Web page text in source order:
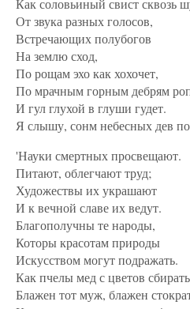
Как соловьиный свист сквозь
От звука разных голосов,
Встречающих полубогов
На землю сход,
По рощам эхо как хохочет,
По мрачным горным дебрям
И гул глухой в глуши гудет.
Я слышу, сонм небесных дев
'Науки смертных просвещают.
Питают, облегчают труд;
Художествы их украшают
И к вечной славе их ведут.
Благополучны те народы,
Которы красотам природы
Искусством могут подражать.
Как пчелы мед с цветов
Блажен тот муж, блажен